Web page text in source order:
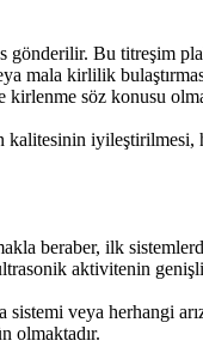
gönderilir. Bu titreşim
mala kirlilik
kirlenme söz konusu
kalitesinin iyileştirilmesi,
beraber, ilk
aktivitenin
sistemi veya herhangi
olmaktadır.